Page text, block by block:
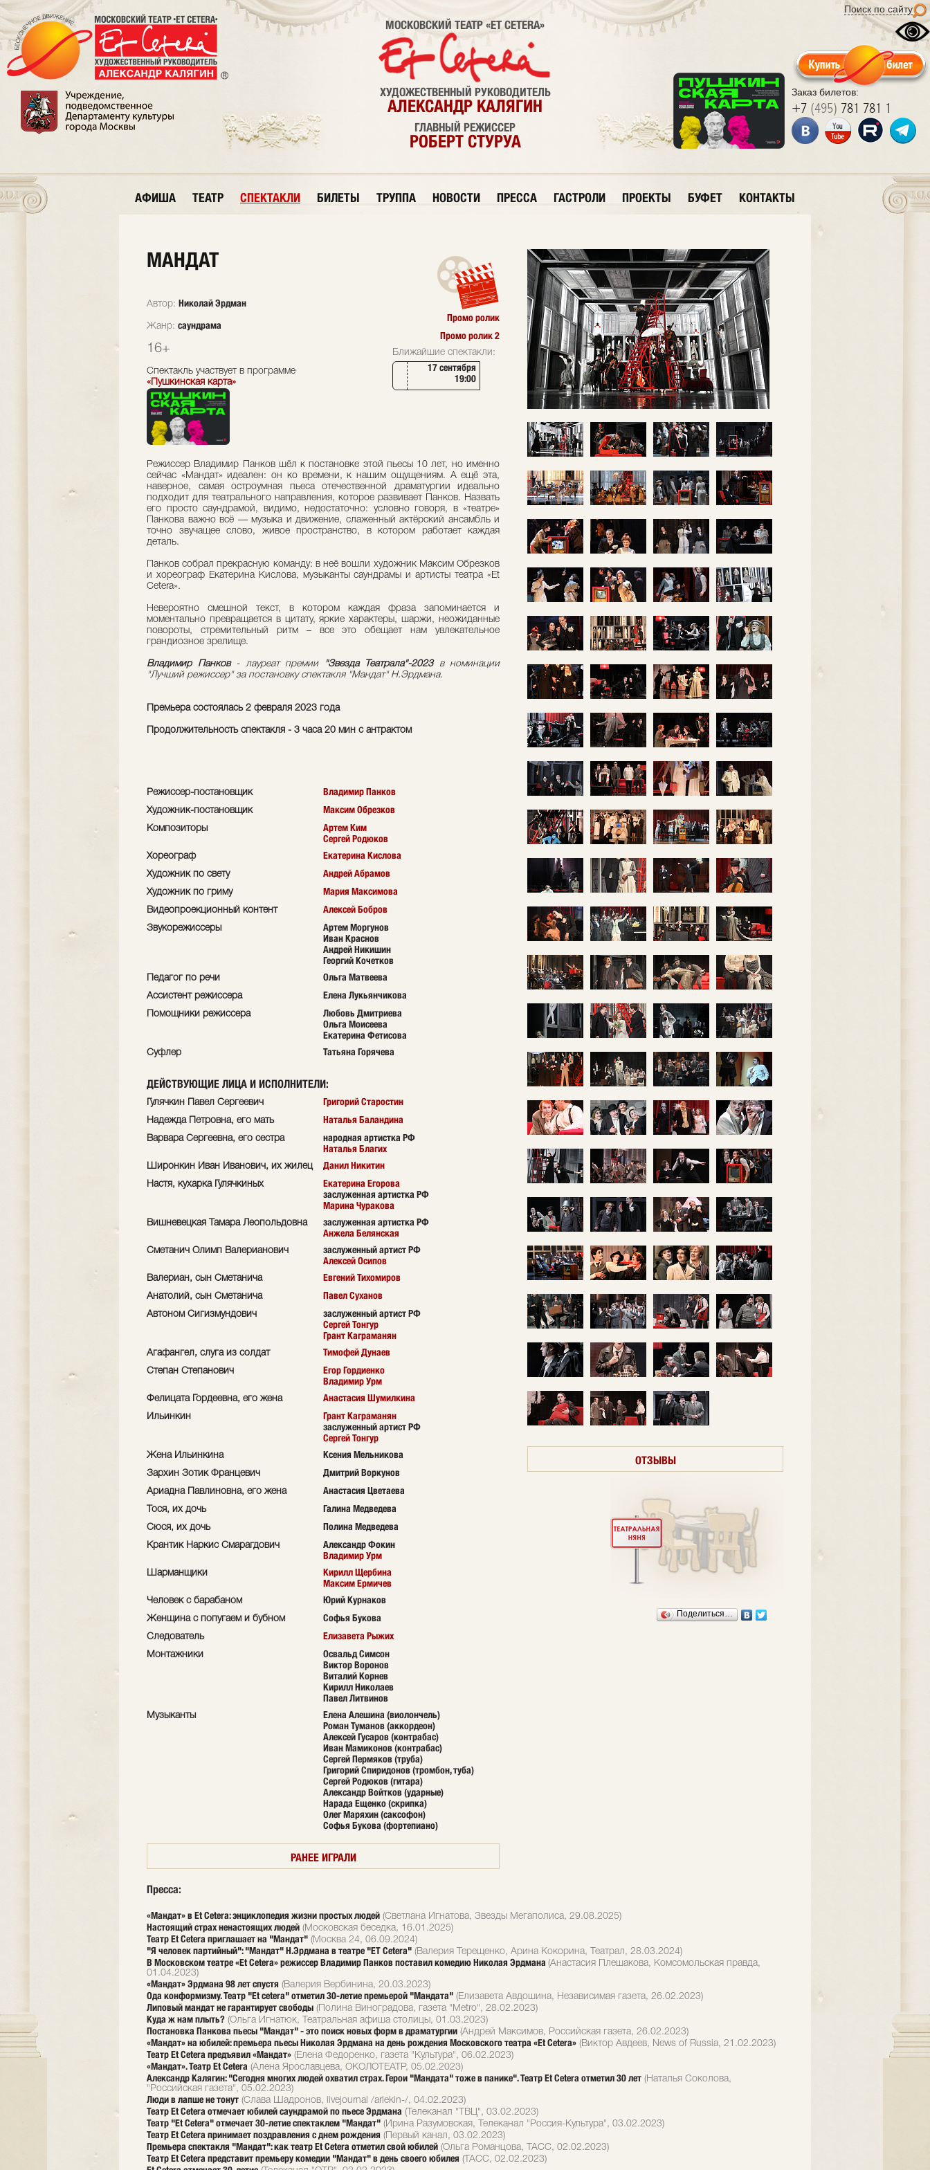
Поиск по сайту
Заказ билетов:
+7 (495) 781 781 1
МОСКОВСКИЙ ТЕАТР «ET CETERA»
ХУДОЖЕСТВЕННЫЙ РУКОВОДИТЕЛЬ
АЛЕКСАНДР КАЛЯГИН
ГЛАВНЫЙ РЕЖИССЕР
РОБЕРТ СТУРУА
АФИША ТЕАТР СПЕКТАКЛИ БИЛЕТЫ ТРУППА НОВОСТИ ПРЕССА ГАСТРОЛИ ПРОЕКТЫ БУФЕТ КОНТАКТЫ
ОТЗЫВЫ
Поделиться…
Промо ролик
Промо ролик 2
Ближайшие спектакли:
17 сентября
19:00
МАНДАТ
Автор: Николай Эрдман
Жанр: саундрама
16+
Спектакль участвует в программе
«Пушкинская карта»
Режиссер Владимир Панков шёл к постановке этой пьесы 10 лет, но именно
сейчас «Мандат» идеален: он ко времени, к нашим ощущениям. А ещё эта,
наверное, самая остроумная пьеса отечественной драматургии идеально
подходит для театрального направления, которое развивает Панков. Назвать
его просто саундрамой, видимо, недостаточно: условно говоря, в «театре»
Панкова важно всё — музыка и движение, слаженный актёрский ансамбль и
точно звучащее слово, живое пространство, в котором работает каждая
деталь.
Панков собрал прекрасную команду: в неё вошли художник Максим Обрезков
и хореограф Екатерина Кислова, музыканты саундрамы и артисты театра «Et
Cetera».
Невероятно смешной текст, в котором каждая фраза запоминается и
моментально превращается в цитату, яркие характеры, шаржи, неожиданные
повороты, стремительный ритм – все это обещает нам увлекательное
грандиозное зрелище.
Владимир Панков - лауреат премии "Звезда Театрала"-2023в номинации
"Лучший режиссер" за постановку спектакля "Мандат" Н.Эрдмана.
Премьера состоялась 2 февраля 2023 года
Продолжительность спектакля - 3 часа 20 мин с антрактом
Режиссер-постановщик Владимир Панков
Художник-постановщик Максим Обрезков
Композиторы
Артем Ким
Сергей Родюков
Хореограф Екатерина Кислова
Художник по свету Андрей Абрамов
Художник по гриму Мария Максимова
Видеопроекционный контент Алексей Бобров
Звукорежиссеры
Артем Моргунов
Иван Краснов
Андрей Никишин
Георгий Кочетков
Педагог по речи Ольга Матвеева
Ассистент режиссера Елена Лукьянчикова
Помощники режиссера
Любовь Дмитриева
Ольга Моисеева
Екатерина Фетисова
Суфлер Татьяна Горячева
ДЕЙСТВУЮЩИЕ ЛИЦА И ИСПОЛНИТЕЛИ:
Гулячкин Павел Сергеевич Григорий Старостин
Надежда Петровна, его мать Наталья Баландина
Варвара Сергеевна, его сестра
народная артистка РФ
Наталья Благих
Широнкин Иван Иванович, их жилец Данил Никитин
Настя, кухарка Гулячкиных
Екатерина Егорова
заслуженная артистка РФ
Марина Чуракова
Вишневецкая Тамара Леопольдовна
заслуженная артистка РФ
Анжела Белянская
Сметанич Олимп Валерианович
заслуженный артист РФ
Алексей Осипов
Валериан, сын Сметанича Евгений Тихомиров
Анатолий, сын Сметанича Павел Суханов
Автоном Сигизмундович
заслуженный артист РФ
Сергей Тонгур
Грант Каграманян
Агафангел, слуга из солдат Тимофей Дунаев
Степан Степанович
Егор Гордиенко
Владимир Урм
Фелицата Гордеевна, его жена Анастасия Шумилкина
Ильинкин
Грант Каграманян
заслуженный артист РФ
Сергей Тонгур
Жена Ильинкина Ксения Мельникова
Зархин Зотик Францевич Дмитрий Воркунов
Ариадна Павлиновна, его жена Анастасия Цветаева
Тося, их дочь Галина Медведева
Сюся, их дочь Полина Медведева
Крантик Наркис Смарагдович
Александр Фокин
Владимир Урм
Шарманщики
Кирилл Щербина
Максим Ермичев
Человек с барабаном Юрий Курнаков
Женщина с попугаем и бубном Софья Букова
Следователь Елизавета Рыжих
Монтажники
Освальд Симсон
Виктор Воронов
Виталий Корнев
Кирилл Николаев
Павел Литвинов
Музыканты
Елена Алешина (виолончель)
Роман Туманов (аккордеон)
Алексей Гусаров (контрабас)
Иван Мамиконов (контрабас)
Сергей Пермяков (труба)
Григорий Спиридонов (тромбон, туба)
Сергей Родюков (гитара)
Александр Войтков (ударные)
Нарада Ещенко (скрипка)
Олег Маряхин (саксофон)
Софья Букова (фортепиано)
РАНЕЕ ИГРАЛИ
Пресса:
«Мандат» в Et Cetera: энциклопедия жизни простых людей (Светлана Игнатова, Звезды Мегаполиса, 29.08.2025)
Настоящий страх ненастоящих людей (Московская беседка, 16.01.2025)
Театр Et Cetera приглашает на "Мандат" (Москва 24, 06.09.2024)
"Я человек партийный": "Мандат" Н.Эрдмана в театре "ET Cetera" (Валерия Терещенко, Арина Кокорина, Театрал, 28.03.2024)
В Московском театре «Et Cetera» режиссер Владимир Панков поставил комедию Николая Эрдмана (Анастасия Плешакова, Комсомольская правда,
01.04.2023)
«Мандат» Эрдмана 98 лет спустя (Валерия Вербинина, 20.03.2023)
Ода конформизму. Театр "Et cetera" отметил 30-летие премьерой "Мандата" (Елизавета Авдошина, Независимая газета, 26.02.2023)
Липовый мандат не гарантирует свободы (Полина Виноградова, газета "Metro", 28.02.2023)
Куда ж нам плыть? (Ольга Игнатюк, Театральная афиша столицы, 01.03.2023)
Постановка Панкова пьесы "Мандат" - это поиск новых форм в драматургии (Андрей Максимов, Российская газета, 26.02.2023)
«Мандат» на юбилей: премьера пьесы Николая Эрдмана на день рождения Московского театра «Et Cetera» (Виктор Авдеев, News of Russia, 21.02.2023)
Театр Et Cetera предъявил «Мандат» (Елена Федоренко, газета "Культура", 06.02.2023)
«Мандат». Театр Et Cetera (Алена Ярославцева, ОКОЛОТЕАТР, 05.02.2023)
Александр Калягин: "Сегодня многих людей охватил страх. Герои "Мандата" тоже в панике". Театр Et Cetera отметил 30 лет (Наталья Соколова,
"Российская газета", 05.02.2023)
Люди в лапше не тонут (Слава Шадронов, livejournal /arlekin-/, 04.02.2023)
Театр Et Cetera отмечает юбилей саундрамой по пьесе Эрдмана (Телеканал "ТВЦ", 03.02.2023)
Театр "Et Cetera" отмечает 30-летие спектаклем "Мандат" (Ирина Разумовская, Телеканал "Россия-Культура", 03.02.2023)
Театр Et Cetera принимает поздравления с днем рождения (Первый канал, 03.02.2023)
Премьера спектакля "Мандат": как театр Et Cetera отметил свой юбилей (Ольга Романцова, ТАСС, 02.02.2023)
Театр Et Cetera представит премьеру комедии "Мандат" в день своего юбилея (ТАСС, 02.02.2023)